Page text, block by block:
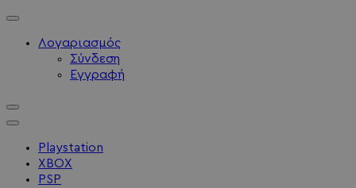
Λογαριασμός
Σύνδεση
Εγγραφή
Playstation
XBOX
PSP